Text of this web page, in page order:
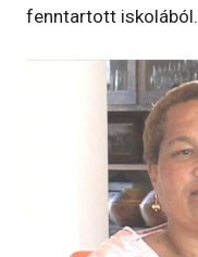
fenntartott iskolából.